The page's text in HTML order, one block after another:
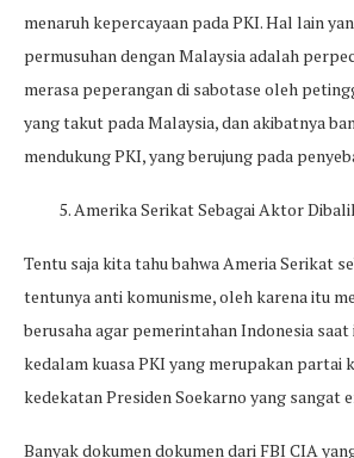
menaruh kepercayaan pada PKI. Hal lain
permusuhan dengan Malaysia adalah
merasa peperangan di sabotase oleh
yang takut pada Malaysia, dan akibatnya
mendukung PKI, yang berujung pada
5. Amerika Serikat Sebagai Aktor
Tentu saja kita tahu bahwa Ameria Serikat
tentunya anti komunisme, oleh karena itu
berusaha agar pemerintahan Indonesia
kedalam kuasa PKI yang merupakan partai
kedekatan Presiden Soekarno yang sangat
Banyak dokumen dokumen dari FBI CIA